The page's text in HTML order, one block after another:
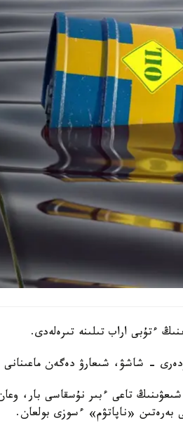
ءتۇبى اراب تىلىنە تىرەلەدى.
- شاشۋ، شىعارۋ دەگەن ماعىنانى
تاعى ءبىر نۇسقاسى بار،
«ناپاتۋم» ءسوزى بولعان.